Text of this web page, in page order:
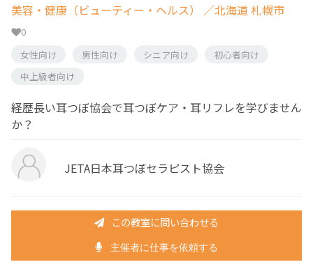
美容・健康（ビューティー・ヘルス） ／北海道 札幌市
0
女性向け
男性向け シニア向け
初心者向け
中上級者向け
経歴長い耳つぼ協会で耳つぼケア・耳リフレを学びません
か？
JETA日本耳つぼセラピスト協会
この教室に問い合わせる
主催者に仕事を依頼する